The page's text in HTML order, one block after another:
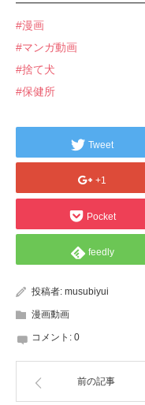
#漫画
#マンガ動画
#捨て犬
#保健所
Tweet
+1
Pocket
feedly
投稿者: musubiyui
漫画動画
コメント: 0
前の記事